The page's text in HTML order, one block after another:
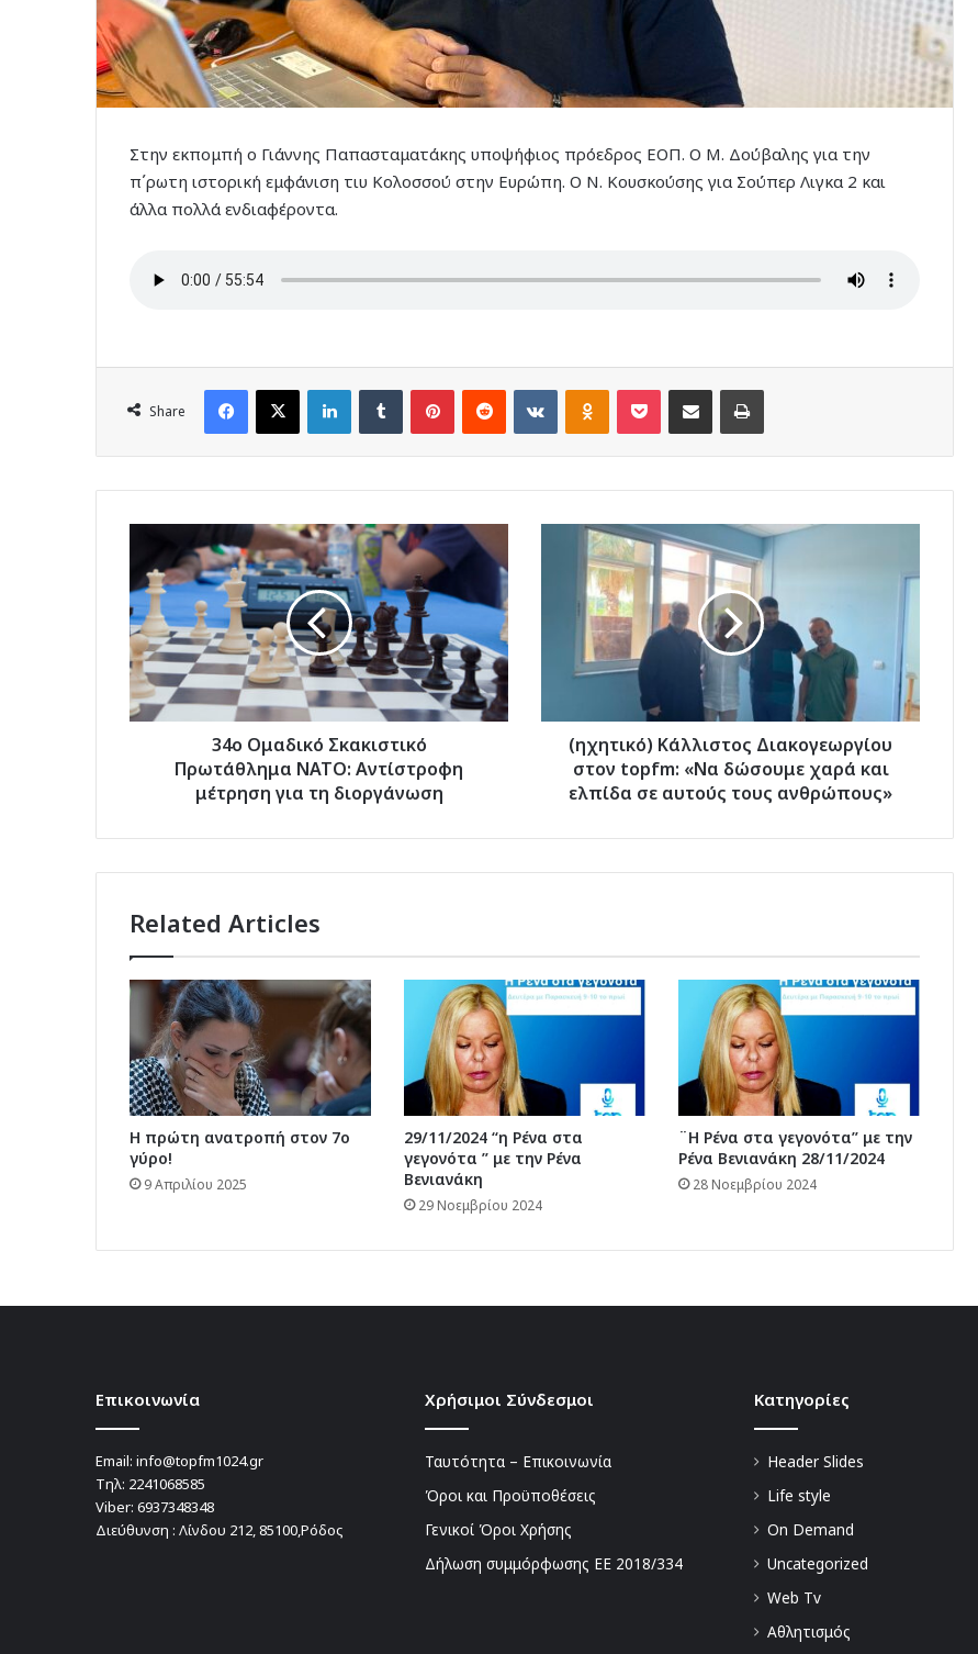
Στην εκπομπή ο Γιάννης Παπασταματάκης υποψήφιος πρόεδρος ΕΟΠ. Ο Μ. Δούβαλης για την
π΄ρωτη ιστορική εμφάνιση τιυ Κολοσσού στην Ευρώπη. Ο Ν. Κουσκούσης για Σούπερ Λιγκα 2 και
άλλα πολλά ενδιαφέροντα.
Share
Facebook
X LinkedInTumblr PinterestReddit VKontakteOdnoklassniki
Pocket Share via Email Print
Ομαδικό
Σκακιστικό
Πρωτάθλημα
ΝΑΤΟ:
Αντίστροφη
μέτρηση
για
τη
διοργάνωση34ο Ομαδικό Σκακιστικό
Πρωτάθλημα ΝΑΤΟ: Αντίστροφη
μέτρηση για τη διοργάνωση
(ηχητικό)
Κάλλιστος
Διακογεωργίου
δώσουμε
και
ελπίδα
αυτούς
ανθρώπους»
(ηχητικό) Κάλλιστος Διακογεωργίου
στον topfm: «Να δώσουμε χαρά και
ελπίδα σε αυτούς τους ανθρώπους»
Related Articles
Η πρώτη ανατροπή στον 7ο
γύρο!
9 Απριλίου 2025
29/11/2024 “η Ρένα στα
γεγονότα ” με την Ρένα
Βενιανάκη
29 Νοεμβρίου 2024
¨Η Ρένα στα γεγονότα” με την
Ρένα Βενιανάκη 28/11/2024
28 Νοεμβρίου 2024
Επικοινωνία
Email: info@topfm1024.gr
Τηλ: 2241068585
Viber: 6937348348
Διεύθυνση : Λίνδου 212, 85100,Ρόδος
Χρήσιμοι Σύνδεσμοι
Ταυτότητα – Επικοινωνία
Όροι και Προϋποθέσεις
Γενικοί Όροι Χρήσης
Δήλωση συμμόρφωσης ΕΕ 2018/334
Kατηγορίες
Header Slides
Life style
On Demand
Uncategorized
Web Tv
Αθλητισμός